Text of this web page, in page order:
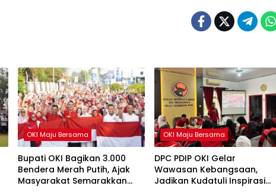
OKI Maju Bersama
Bupati OKI Bagikan 3.000
Bendera Merah Putih, Ajak
Masyarakat Semarakkan
OKI Maju Bersama
DPC PDIP OKI Gelar
Wawasan Kebangsaan,
Jadikan Kudatuli Inspirasi